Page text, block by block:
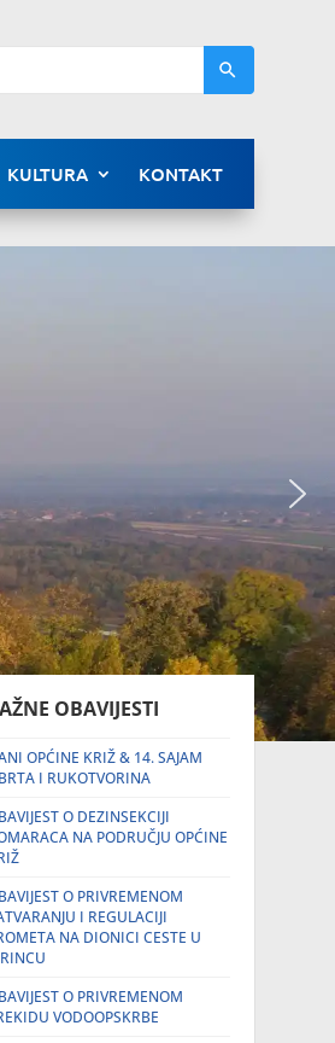
KULTURA KONTAKT
OBAVIJESTI
OPĆINE KRIŽ & 14. SAJAM
I RUKOTVORINA
O DEZINSEKCIJI
NA PODRUČJU OPĆINE
O PRIVREMENOM
I REGULACIJI
NA DIONICI CESTE U
O PRIVREMENOM
VODOOPSKRBE